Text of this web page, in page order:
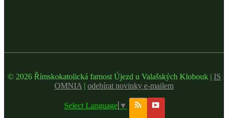
© 2026 Římskokatolická farnost Újezd u Valašských Klobouk | IS
OMNIA | odebírat novinky e-mailem
Select Language ▼